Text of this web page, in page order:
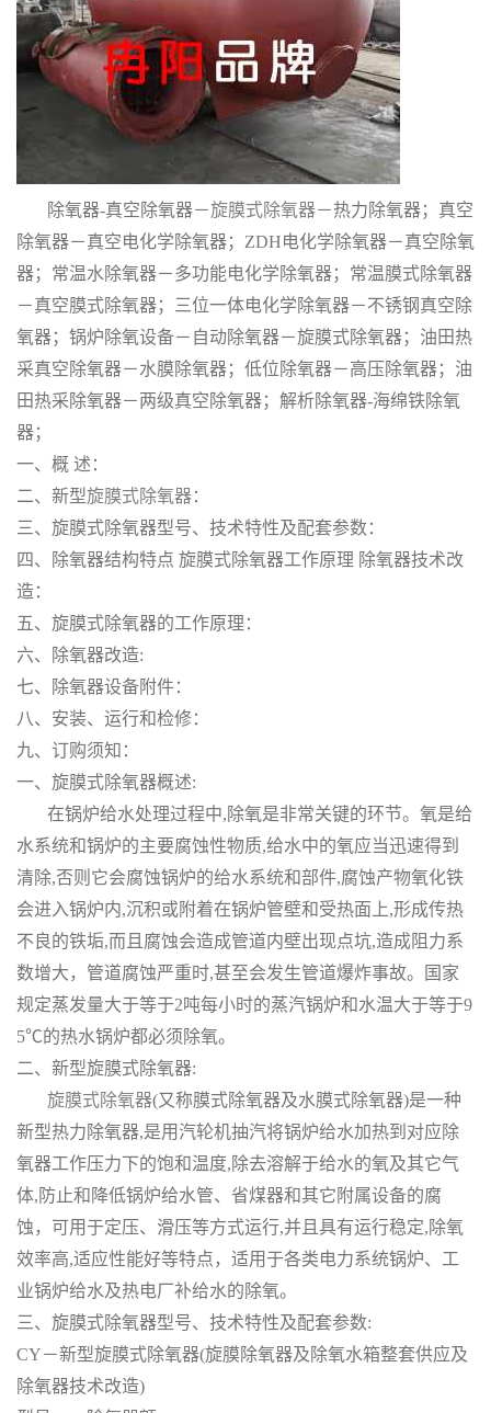
除氧器-真空除氧器－旋膜式除氧器－热力除氧器；真空
除氧器－真空电化学除氧器；ZDH电化学除氧器－真空除氧
器；常温水除氧器－多功能电化学除氧器；常温膜式除氧器
－真空膜式除氧器；三位一体电化学除氧器－不锈钢真空除
氧器；锅炉除氧设备－自动除氧器－旋膜式除氧器；油田热
采真空除氧器－水膜除氧器；低位除氧器－高压除氧器；油
田热采除氧器－两级真空除氧器；解析除氧器-海绵铁除氧
器；
一、概 述：
二、新型旋膜式除氧器：
三、旋膜式除氧器型号、技术特性及配套参数：
四、除氧器结构特点 旋膜式除氧器工作原理 除氧器技术改
造：
五、旋膜式除氧器的工作原理：
六、除氧器改造:
七、除氧器设备附件：
八、安装、运行和检修：
九、订购须知：
一、旋膜式除氧器概述:
在锅炉给水处理过程中,除氧是非常关键的环节。氧是给
水系统和锅炉的主要腐蚀性物质,给水中的氧应当迅速得到
清除,否则它会腐蚀锅炉的给水系统和部件,腐蚀产物氧化铁
会进入锅炉内,沉积或附着在锅炉管壁和受热面上,形成传热
不良的铁垢,而且腐蚀会造成管道内壁出现点坑,造成阻力系
数增大，管道腐蚀严重时,甚至会发生管道爆炸事故。国家
规定蒸发量大于等于2吨每小时的蒸汽锅炉和水温大于等于9
5℃的热水锅炉都必须除氧。
二、新型旋膜式除氧器:
旋膜式除氧器(又称膜式除氧器及水膜式除氧器)是一种
新型热力除氧器,是用汽轮机抽汽将锅炉给水加热到对应除
氧器工作压力下的饱和温度,除去溶解于给水的氧及其它气
体,防止和降低锅炉给水管、省煤器和其它附属设备的腐
蚀，可用于定压、滑压等方式运行,并且具有运行稳定,除氧
效率高,适应性能好等特点，适用于各类电力系统锅炉、工
业锅炉给水及热电厂补给水的除氧。
三、旋膜式除氧器型号、技术特性及配套参数:
CY－新型旋膜式除氧器(旋膜除氧器及除氧水箱整套供应及
除氧器技术改造)